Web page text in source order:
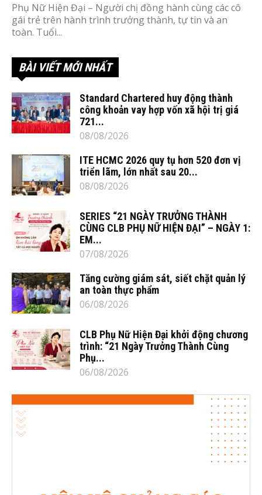
Phụ Nữ Hiện Đại – Người chị đồng hành cùng các cô
gái trẻ trên hành trình trưởng thành, tự tin và an
toàn. Tuổi...
BÀI VIẾT MỚI NHẤT
Standard Chartered huy động thành
công khoản vay hợp vốn xã hội trị giá
721...
08/08/2026
ITE HCMC 2026 quy tụ hơn 520 đơn vị
triển lãm, lớn nhất sau 20...
08/08/2026
SERIES “21 NGÀY TRƯỞNG THÀNH
CÙNG CLB PHỤ NỮ HIỆN ĐẠI” – NGÀY 1:
EM...
07/08/2026
Tăng cường giám sát, siết chặt quản lý
an toàn thực phẩm
06/08/2026
CLB Phụ Nữ Hiện Đại khởi động chương
trình: “21 Ngày Trưởng Thành Cùng
Phụ...
06/08/2026